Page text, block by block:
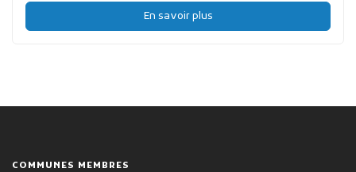
En savoir plus
COMMUNES MEMBRES